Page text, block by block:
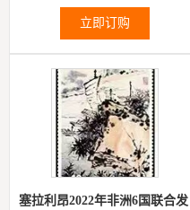
立即订购
塞拉利昂2022年非洲6国联合发